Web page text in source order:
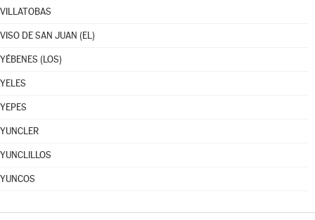
VILLATOBAS
VISO DE SAN JUAN (EL)
YÉBENES (LOS)
YELES
YEPES
YUNCLER
YUNCLILLOS
YUNCOS